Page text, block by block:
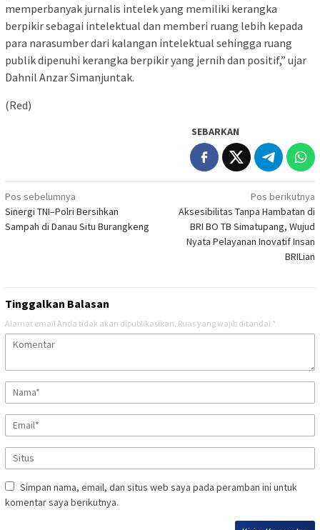
memperbanyak jurnalis intelek yang memiliki kerangka
berpikir sebagai intelektual dan memberi ruang lebih kepada
para narasumber dari kalangan intelektual sehingga ruang
publik dipenuhi kerangka berpikir yang jernih dan positif,” ujar
Dahnil Anzar Simanjuntak.
(Red)
SEBARKAN
Navigasi
pos
Pos sebelumnya
Sinergi TNI–Polri Bersihkan
Sampah di Danau Situ Burangkeng
Pos berikutnya
Aksesibilitas Tanpa Hambatan di
BRI BO TB Simatupang, Wujud
Nyata Pelayanan Inovatif Insan
BRILian
Tinggalkan Balasan
Alamat email Anda tidak akan dipublikasikan. Ruas yang wajib ditandai *
Simpan nama, email, dan situs web saya pada peramban ini untuk
komentar saya berikutnya.